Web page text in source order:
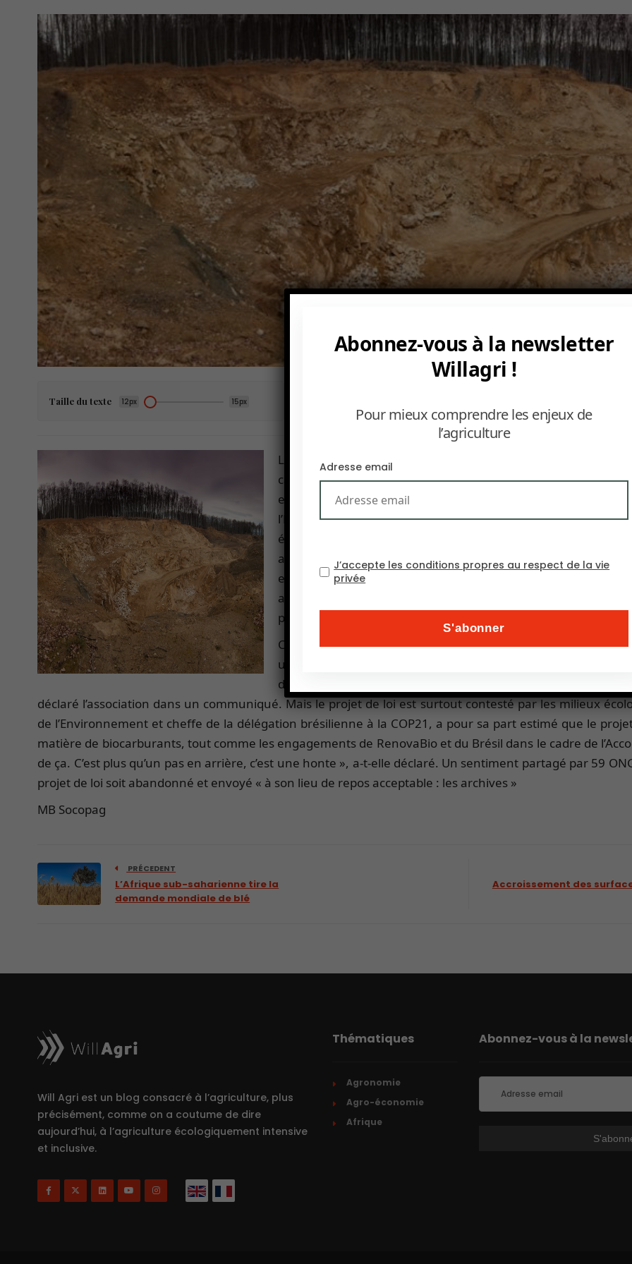
Taille du texte 12px 15px
Le Sénat brésilien doit se prononcer, ce mois ci, sur une
canne à sucre comme carburant en Amazonie. Le projet est
et il est porté par la sénatrice Flexa Ribeiro, du parti social-
l’État amazonien du Pará, une circonscription rurale.
économique dans les régions économiquement faibles.«
apportons plus d’activités économiques dans les zones
extrêmement fragile de cette région. Nous parlons de
ajoutant que « ceux qui sont contre le projet ne connaissent
problème économique ».
Curieusement, l’Association de l’industrie de la canne à sucre
un impact très négatif sur l’image du secteur. « En
de loi 626/2011 pourrait augmenter fortement la pression
déclaré l’association dans un communiqué. Mais le projet de loi est surtout contesté par les milieux
de l’Environnement et cheffe de la délégation brésilienne à la COP21, a pour sa part estimé que le
matière de biocarburants, tout comme les engagements de RenovaBio et du Brésil dans le cadre de
de ça. C’est plus qu’un pas en arrière, c’est une honte », a-t-elle déclaré. Un sentiment partagé par 59
projet de loi soit abandonné et envoyé « à son lieu de repos acceptable : les archives »
MB Socopag
PRÉCEDENT
L’Afrique sub-saharienne tire la
demande mondiale de blé
Accroissement des
Will Agri est un blog consacré à l’agriculture, plus
précisément, comme on a coutume de dire
aujourd’hui, à l’agriculture écologiquement intensive
et inclusive.
Thématiques
Agronomie
Agro-économie
Afrique
Abonnez-vous à la
Abonnez-vous à la newsletter
Willagri !
Pour mieux comprendre les enjeux de
l’agriculture
Adresse email
J’accepte les conditions propres au respect de la vie
privée